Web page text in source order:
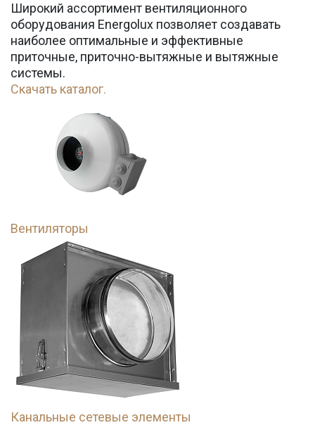
Широкий ассортимент вентиляционного
оборудования Energolux позволяет создавать
наиболее оптимальные и эффективные
приточные, приточно-вытяжные и вытяжные
системы.
Скачать каталог.
Вентиляторы
Канальные сетевые элементы